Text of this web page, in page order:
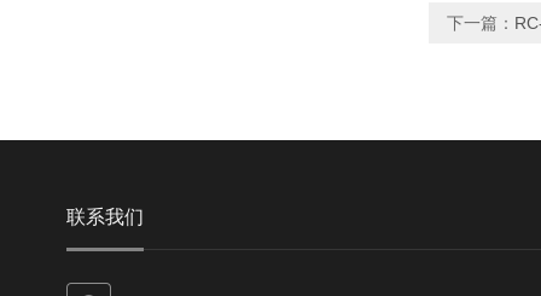
下一篇：
联系我们